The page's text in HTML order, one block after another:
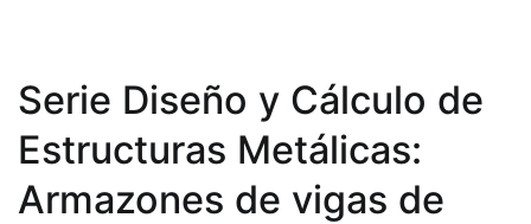
Serie Diseño y Cálculo de
Estructuras Metálicas:
Armazones de vigas de